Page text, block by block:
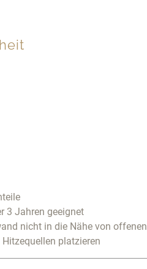
3 Jahren geeignet
nicht in die Nähe von offenen
platzieren